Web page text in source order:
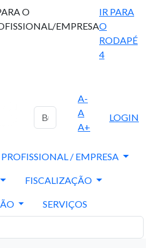
O
EMPRESA
IR PARA
O
RODAPÉ
4
A-
A
A+
LOGIN
PROFISSIONAL / EMPRESA
FISCALIZAÇÃO
SERVIÇOS